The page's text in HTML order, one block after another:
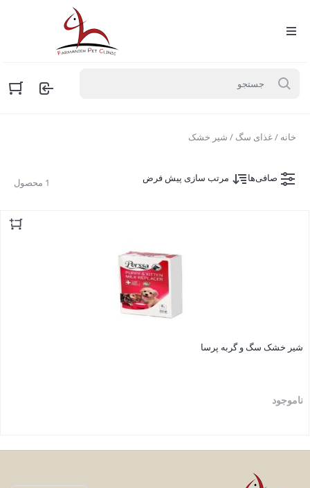
خانه /غذای سگ / شیر خشک
1 محصول صافی‌ها مرتب سازی پیش فرض
شیر خشک سگ و گربه پرسا
ناموجود
بستن